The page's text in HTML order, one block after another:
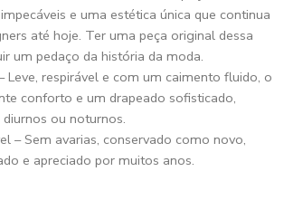
e uma estética única que continua
até hoje. Ter uma peça original dessa
um pedaço da história da moda.
Leve, respirável e com um caimento fluido, o
conforto e um drapeado sofisticado,
ou noturnos.
– Sem avarias, conservado como novo,
e apreciado por muitos anos.